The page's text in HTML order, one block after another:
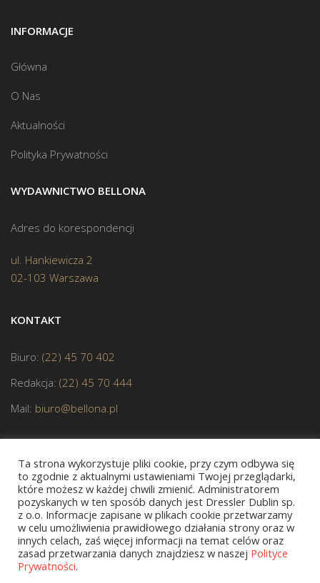
INFORMACJE
Główna
O Nas
Aktualności
Polityka Prywatności
WYDAWNICTWO BELLONA
Adres do korespondencji
ul. Hankiewicza 2
02-103 Warszawa
KONTAKT
Biuro: (22) 45 70 402
Redakcja: (22) 45 70 444
Mail: biuro@bellona.pl
JESTEŚMY CZŁONKIEM POLSKIEJ IZBY KSIĄŻKI
Ta strona wykorzystuje pliki cookie, przy czym odbywa się
to zgodnie z aktualnymi ustawieniami Twojej przeglądarki,
które możesz w każdej chwili zmienić. Administratorem
pozyskanych w ten sposób danych jest Dressler Dublin sp.
z o.o. Informacje zapisane w plikach cookie przetwarzamy
w celu umożliwienia prawidłowego działania strony oraz w
innych celach, zaś więcej informacji na temat celów oraz
zasad przetwarzania danych znajdziesz w naszej Polityce
Prywatności.